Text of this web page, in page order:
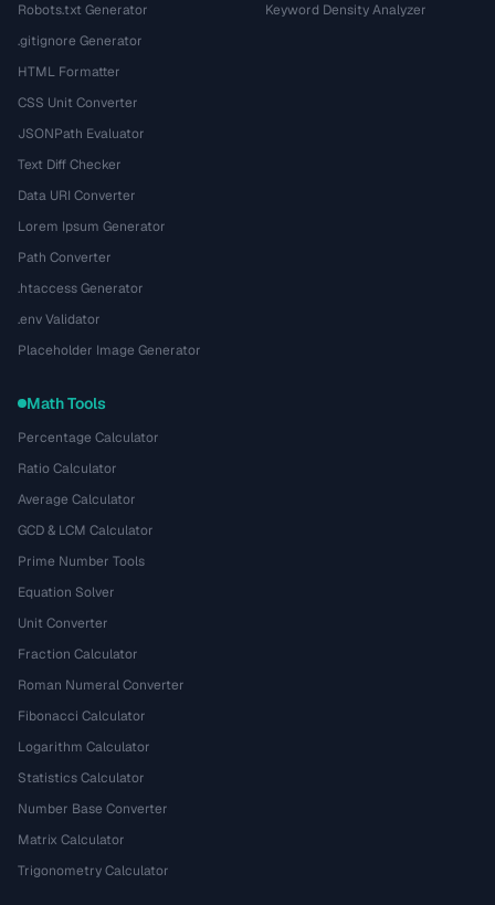
Robots.txt Generator
.gitignore Generator
HTML Formatter
CSS Unit Converter
JSONPath Evaluator
Text Diff Checker
Data URI Converter
Lorem Ipsum Generator
Path Converter
.htaccess Generator
.env Validator
Placeholder Image Generator
Keyword Density Analyzer
Math Tools
Percentage Calculator
Ratio Calculator
Average Calculator
GCD & LCM Calculator
Prime Number Tools
Equation Solver
Unit Converter
Fraction Calculator
Roman Numeral Converter
Fibonacci Calculator
Logarithm Calculator
Statistics Calculator
Number Base Converter
Matrix Calculator
Trigonometry Calculator